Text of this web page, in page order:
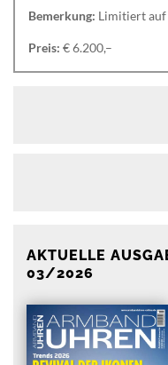
Bemerkung: Limitiert auf
Preis: € 6.200,–
AKTUELLE
03/2026